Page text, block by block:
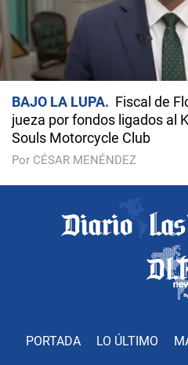
BAJO LA LUPA
Fiscal de
jueza por fondos ligados al
Souls Motorcycle Club
Por CÉSAR MENÉNDEZ
PORTADA LO ÚLTIMO